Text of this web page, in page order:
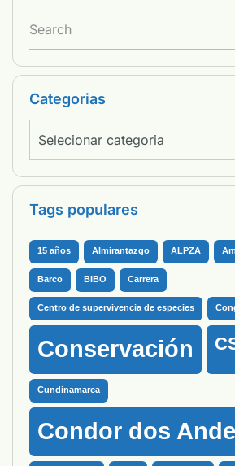
Categorias
Selecionar categoria
Tags populares
15 años Almirantazgo ALPZA
Barco BIBO Carrera
Centro de supervivencia de especies
Conservación
Cundinamarca
Condor dos